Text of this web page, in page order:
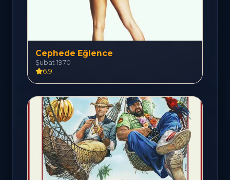
Cephede Eğlence
Şubat 1970
6.9